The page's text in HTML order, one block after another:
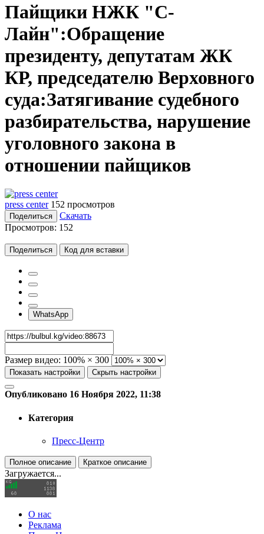
Пайщики НЖК "С-
Лайн":Обращение
президенту, депутатам ЖК
КР, председателю Верховного
суда:Затягивание судебного
разбирательства, нарушение
уголовного закона в
отношении пайщиков
press center 152 просмотров
Поделиться
Скачать
Просмотров: 152
Поделиться Код для вставки
WhatsApp
Размер видео: 100% × 300
Показать настройки Скрыть настройки
Опубликовано 16 Ноября 2022, 11:38
Категория
Пресс-Центр
Полное описание Краткое описание
Загружается...
О нас
Реклама